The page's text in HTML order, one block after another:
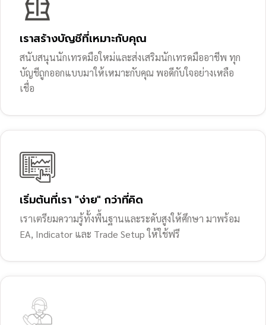
เราสร้างบัญชีที่เหมาะกับคุณ
สนับสนุนนักเทรดมือใหม่และส่งเสริมนักเทรดมืออาชีพ ทุก
บัญชีถูกออกแบบมาให้เหมาะกับคุณ พอดีกับใจอย่างเหลือ
เชื่อ
เริ่มต้นที่เรา "ง่าย" กว่าที่คิด
เราเตรียมความรู้ทั้งพื้นฐานและระดับสูงให้ศึกษา มาพร้อม
EA, Indicator และ Trade Setup ให้ใช้ฟรี